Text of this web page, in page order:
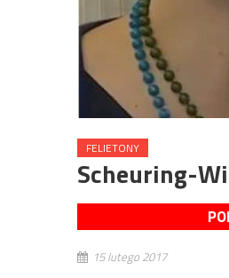
FELIETONY
Scheuring-
15 lutego 2017